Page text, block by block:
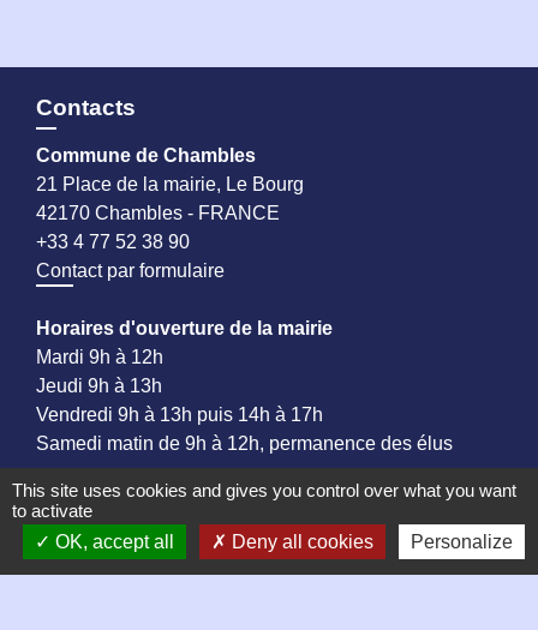
Contacts
Commune de Chambles
21 Place de la mairie, Le Bourg
42170 Chambles - FRANCE
+33 4 77 52 38 90
Contact par formulaire
Horaires d'ouverture de la mairie
Mardi 9h à 12h
Jeudi 9h à 13h
Vendredi 9h à 13h puis 14h à 17h
Samedi matin de 9h à 12h, permanence des élus
Liens
This site uses cookies and gives you control over what you want
to activate
OK, accept all
Deny all cookies Personalize